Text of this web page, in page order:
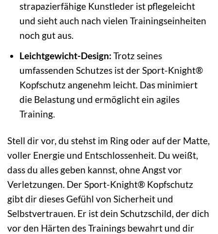
strapazierfähige Kunstleder ist pflegeleicht
und sieht auch nach vielen Trainingseinheiten
noch gut aus.
Leichtgewicht-Design: Trotz seines
umfassenden Schutzes ist der Sport-Knight®
Kopfschutz angenehm leicht. Das minimiert
die Belastung und ermöglicht ein agiles
Training.
Stell dir vor, du stehst im Ring oder auf der Matte,
voller Energie und Entschlossenheit. Du weißt,
dass du alles geben kannst, ohne Angst vor
Verletzungen. Der Sport-Knight® Kopfschutz
gibt dir dieses Gefühl von Sicherheit und
Selbstvertrauen. Er ist dein Schutzschild, der dich
vor den Härten des Trainings bewahrt und dir